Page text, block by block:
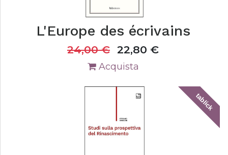
L'Europe des écrivains
24,00€ 22,80 €
Acquista
tablick